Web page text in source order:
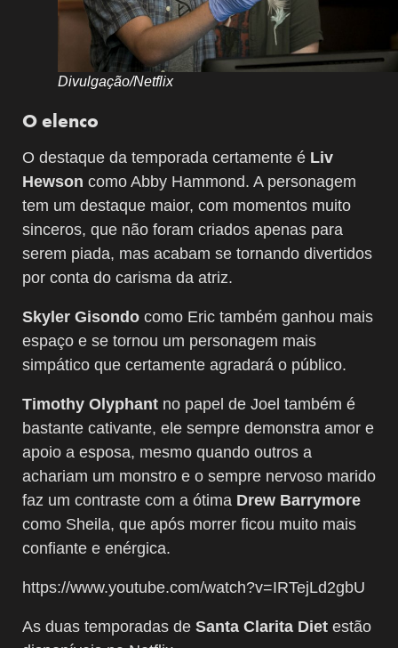
Divulgação/Netflix
O elenco
O destaque da temporada certamente é Liv
Hewson como Abby Hammond. A personagem
tem um destaque maior, com momentos muito
sinceros, que não foram criados apenas para
serem piada, mas acabam se tornando divertidos
por conta do carisma da atriz.
Skyler Gisondo como Eric também ganhou mais
espaço e se tornou um personagem mais
simpático que certamente agradará o público.
Timothy Olyphant no papel de Joel também é
bastante cativante, ele sempre demonstra amor e
apoio a esposa, mesmo quando outros a
achariam um monstro e o sempre nervoso marido
faz um contraste com a ótima Drew Barrymore
como Sheila, que após morrer ficou muito mais
confiante e enérgica.
https://www.youtube.com/watch?v=IRTejLd2gbU
As duas temporadas de Santa Clarita Diet estão